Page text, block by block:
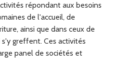
répondant aux besoins
de l'accueil, de
ainsi que dans ceux de
greffent. Ces activités
panel de sociétés et